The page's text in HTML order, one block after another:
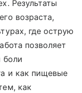
Результаты
возраста,
где острую
позволяет
боли
и как пищевые
как